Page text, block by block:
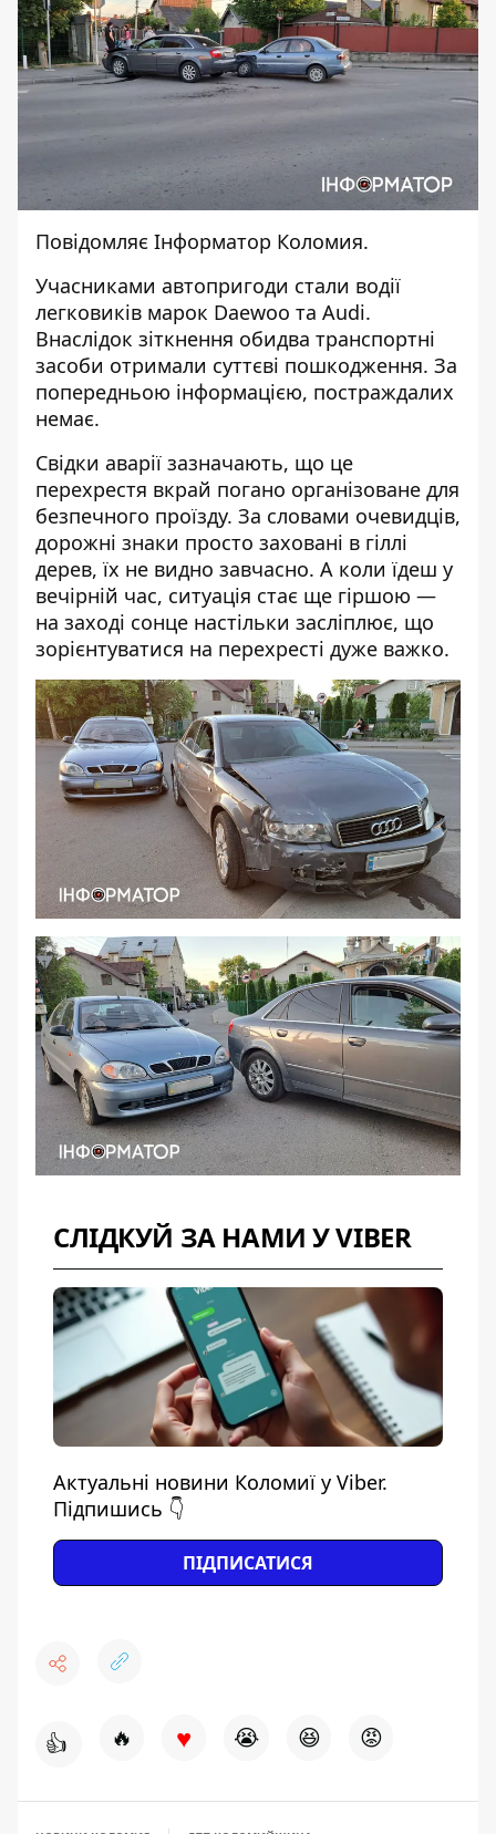
Повідомляє Інформатор Коломия.
Учасниками автопригоди стали водії
легковиків марок Daewoo та Audi.
Внаслідок зіткнення обидва транспортні
засоби отримали суттєві пошкодження. За
попередньою інформацією, постраждалих
немає.
Свідки аварії зазначають, що це
перехрестя вкрай погано організоване для
безпечного проїзду. За словами очевидців,
дорожні знаки просто заховані в гіллі
дерев, їх не видно завчасно. А коли їдеш у
вечірній час, ситуація стає ще гіршою —
на заході сонце настільки засліплює, що
зорієнтуватися на перехресті дуже важко.
СЛІДКУЙ ЗА НАМИ У VIBER
Актуальні новини Коломиї у Viber.
Підпишись 👇
ПІДПИСАТИСЯ
👍 🔥 ♥ 😭 😆 😡